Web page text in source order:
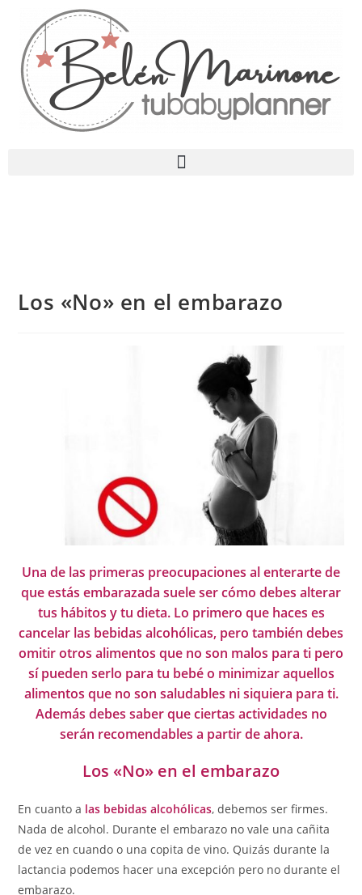
Los «No» en el embarazo
Una de las primeras preocupaciones al enterarte de
que estás embarazada suele ser cómo debes alterar
tus hábitos y tu dieta. Lo primero que haces es
cancelar las bebidas alcohólicas, pero también debes
omitir otros alimentos que no son malos para ti pero
sí pueden serlo para tu bebé o minimizar aquellos
alimentos que no son saludables ni siquiera para ti.
Además debes saber que ciertas actividades no
serán recomendables a partir de ahora.
Los «No» en el embarazo
En cuanto a las bebidas alcohólicas, debemos ser firmes.
Nada de alcohol. Durante el embarazo no vale una cañita
de vez en cuando o una copita de vino. Quizás durante la
lactancia podemos hacer una excepción pero no durante el
embarazo.